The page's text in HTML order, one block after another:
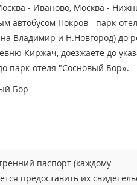
- Иваново, Москва -
автобусом Покров - парк-
Владимир и Н.Новгород) до
Киржач, доезжаете до
парк-отеля "Сосновый Бор».
Бор
паспорт (каждому
предоставить их